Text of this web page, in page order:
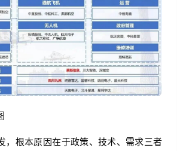
，根本原因在于政策、技术、需求三者